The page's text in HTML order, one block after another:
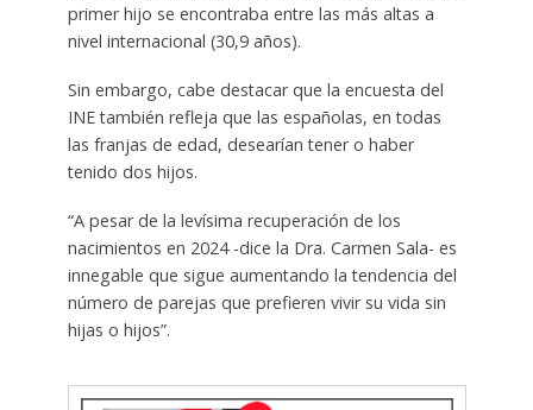
primer hijo se encontraba entre las más altas a
nivel internacional (30,9 años).
Sin embargo, cabe destacar que la encuesta del
INE también refleja que las españolas, en todas
las franjas de edad, desearían tener o haber
tenido dos hijos.
“A pesar de la levísima recuperación de los
nacimientos en 2024 -dice la Dra. Carmen Sala- es
innegable que sigue aumentando la tendencia del
número de parejas que prefieren vivir su vida sin
hijas o hijos”.